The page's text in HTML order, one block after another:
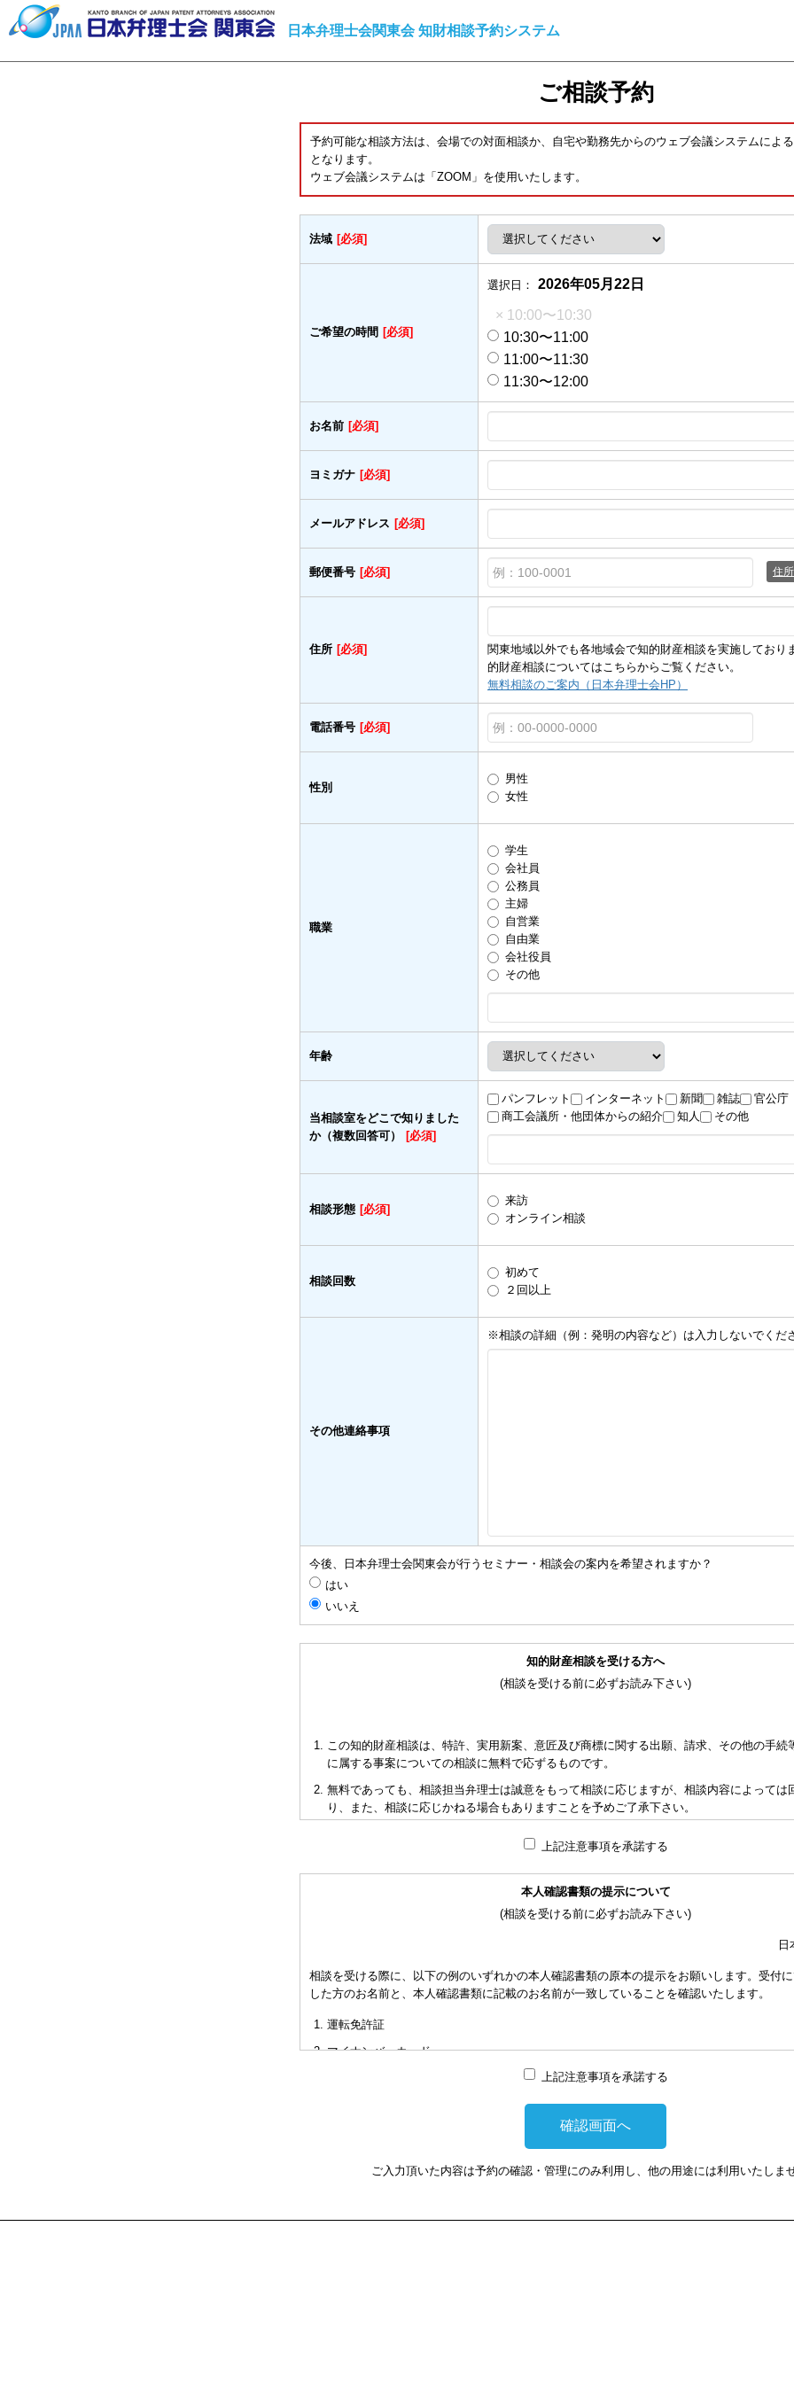
日本弁理士会関東会 知財相談予約システム
ご相談予約
予約可能な相談方法は、会場での対面相談か、自宅や勤務先からのウェブ会議システムによ
となります。
ウェブ会議システムは「ZOOM」を使用いたします。
法域 [必須]
ご希望の時間 [必須]
選択日： 2026年05月22日
× 10:00〜10:30
10:30〜11:00
11:00〜11:30
11:30〜12:00
お名前 [必須]
ヨミガナ [必須]
メールアドレス [必須]
郵便番号 [必須] 住
住所 [必須]
関東地域以外でも各地域会で知的財産相談を実施しており
的財産相談についてはこちらからご覧ください。
無料相談のご案内（日本弁理士会HP）
電話番号 [必須]
性別
男性
女性
職業
学生
会社員
公務員
主婦
自営業
自由業
会社役員
その他
年齢
当相談室をどこで知りました
か（複数回答可）
[必須]
パンフレット インターネット 新聞 雑誌
官公庁
商工会議所・他団体からの紹介
知人 その他
相談形態 [必須]
来訪
オンライン相談
相談回数
初めて
２回以上
その他連絡事項
※相談の詳細（例：発明の内容など）は入力しないでくだ
今後、日本弁理士会関東会が行うセミナー・相談会の案内を希望されますか？
はい
いいえ
知的財産相談を受ける方へ
(相談を受ける前に必ずお読み下さい)
この知的財産相談は、特許、実用新案、意匠及び商標に関する出願、請求、その他の手続
に属する事案についての相談に無料で応ずるものです。
無料であっても、相談担当弁理士は誠意をもって相談に応じますが、相談内容によっては
り、また、相談に応じかねる場合もありますことを予めご了承下さい。
も当会も法的責任を負うものではないことを予めご了承下さい。
多くの相談に応ずるため、相談時間には限度がありますことをご承知おき下さい。（原則
お申し出により、相談担当弁理士に対して調査、出願等の相談事案を依頼された場合には
として有料となります。また、その場合は、依頼者と弁理士個人との関係となり、当会は
弁理士の報酬額は、当事者の合意によります。金額は、事件の難易度によって、また、特
異なりますので、詳細は特許事務所にお尋ね下さい。
た不利益または損害に対して、当会は、一切の責任を負い兼ねます。この点あらかじめご
上記注意事項を承諾する
本人確認書類の提示について
(相談を受ける前に必ずお読み下さい)
日
相談を受ける際に、以下の例のいずれかの本人確認書類の原本の提示をお願いします。受付
した方のお名前と、本人確認書類に記載のお名前が一致していることを確認いたします。
運転免許証
マイナンバーカード
本人確認書類を提示頂けない場合は、相談を受けることができません。
上記注意事項を承諾する
ご入力頂いた内容は予約の確認・管理にのみ利用し、他の用途には利用いたしま